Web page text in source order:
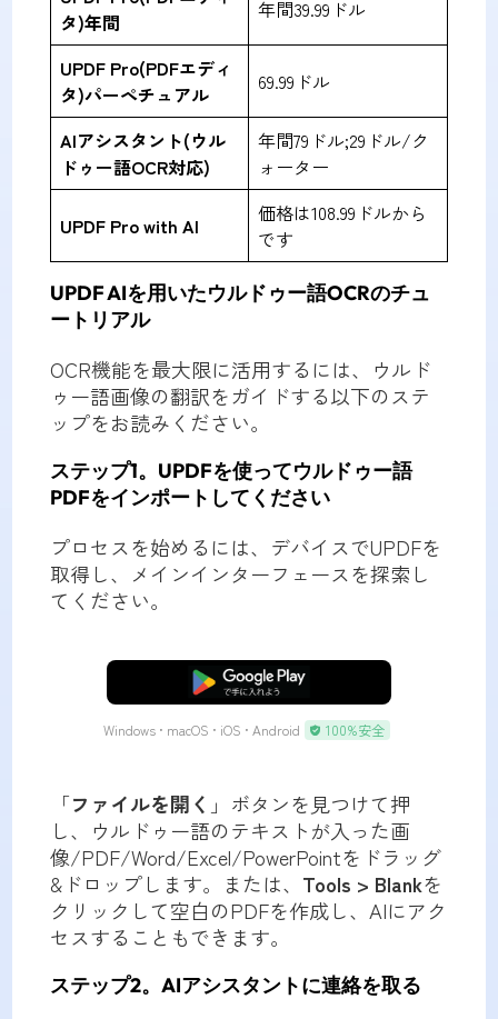
タ)年間
年間39.99ドル
UPDF Pro(PDFエディ
タ)パーペチュアル
69.99ドル
AIアシスタント(ウル
ドゥー語OCR対応)
年間79ドル;29ドル/ク
ォーター
UPDF Pro with AI
価格は108.99ドルから
です
UPDF AIを用いたウルドゥー語OCRのチュ
ートリアル
OCR機能を最大限に活用するには、ウルド
ゥー語画像の翻訳をガイドする以下のステ
ップをお読みください。
ステップ1。UPDFを使ってウルドゥー語
PDFをインポートしてください
プロセスを始めるには、デバイスでUPDFを
取得し、メインインターフェースを探索し
てください。
無料ダウンロード
Windows • macOS • iOS • Android 100%安全
「ファイルを開く 」ボタンを見つけて押
し、ウルドゥー語のテキストが入った画
像/PDF/Word/Excel/PowerPointをドラッグ
&ドロップします。または、 Tools > Blankを
クリックして空白のPDFを作成し、AIにアク
セスすることもできます。
ステップ2。AIアシスタントに連絡を取る